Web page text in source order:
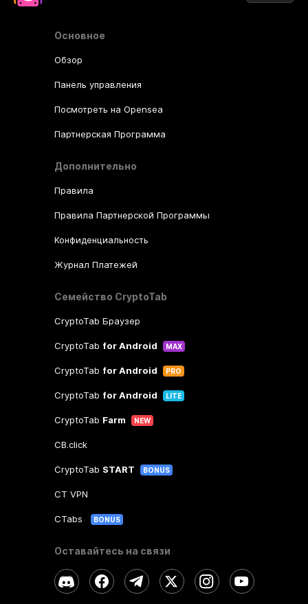
Основное
Обзор
Панель управления
Посмотреть на Opensea
Партнерская Программа
Дополнительно
Правила
Правила Партнерской Программы
Конфиденциальность
Журнал Платежей
Семейство CryptoTab
CryptoTab Браузер
CryptoTab for Android MAX
CryptoTab for Android PRO
CryptoTab for Android LITE
CryptoTab Farm NEW
CB.click
CryptoTab START BONUS
CT VPN
CTabs BONUS
Оставайтесь на связи